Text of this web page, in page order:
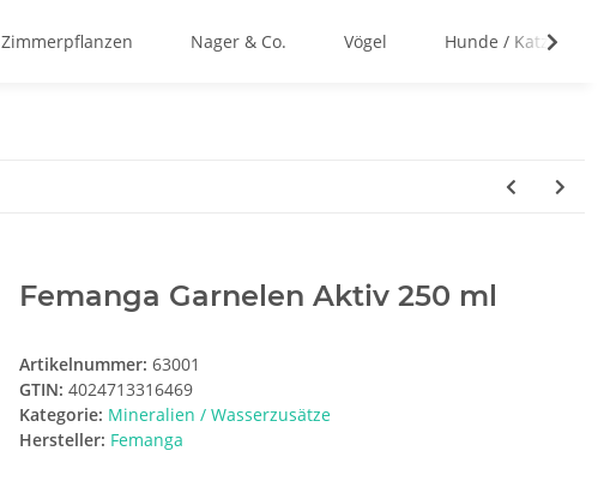
Zimmerpflanzen Nager & Co. Vögel Hunde / Katzen
Femanga Garnelen Aktiv 250 ml
Artikelnummer: 63001
GTIN: 4024713316469
Kategorie: Mineralien / Wasserzusätze
Hersteller: Femanga